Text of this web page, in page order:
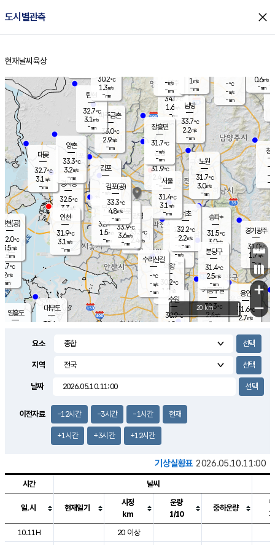
도시별관측 close
홈
현재날씨 육상
의도
℃
m/s
mm
영흥도
양주
34.0℃
1.6
-mm
과천
- ℃
-m/s
- mm
용인
31.6℃
2.7m/s
경기광주
31.0℃
1.7m/s
-mm
2.8m/s
대부도
30.4
경서동
32.5℃
3.3 m/s
-mm
파주금촌
33.0℃
2.9m/s
-mm
-℃
-m/s
-mm
대곶
32.7℃
3.1 m/s
-mm
창
-
-m/
-
탄현
32.7℃
3.1 m/s
-mm
0.6m/s
-mm
의왕
30.2℃
1.5m/s
mm
김포
- ℃
-m/s
mm
광명
33.3 ℃
2.4 m/s
-mm
부천
32.4℃
1.5m/s
-mm
양촌
33.3℃
3.2m/s
-mm
구로
33.9℃
3.6m/s
-mm
은평
31.9℃
2.4 m/s
- mm
노원
31.7℃
3.0m/s
-mm
송파*
31.5℃
3.0m/s
-mm
서초
32.2℃
2.2m/s
-mm
남방
33.7℃
2.2m/s
-mm
기흥구갈
32.3℃
2.4m/s
-
수리산길
-℃
-m/s
-mm
분당구
31.4℃
2.5m/s
-mm
장흥면
31.7℃
-m/s
-mm
-m/s
-mm
인천(공)
32.0℃
3.5m/s
-mm
김포(공)
33.3℃
4.8m/s
-mm
수원
30.9℃
4.2 m/s
인천
31.9℃
3.1 m/s
-mm
서울
31.4℃
3.1 m/s
-mm
30.2℃
1.3m/s
-mm
1 m/s
-mm
+
−
20 km
요소
지역
날짜
이전자료 -12시간 -3시간 -1시간 현재
+1시간 +3시간 +12시간
기상실황표 2026.05.10.11:00
도시별 기상실황표로 지점, 날씨, 기온, 강수, 바람, 기압등을 안내한 표입
시간 날씨
일.시 현재일기
시정
km
운량
1/10
중하운량
10.11H
20 이상